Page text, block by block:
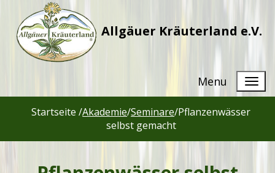
Allgäuer Kräuterland e.V.
Menu
Startseite /Akademie/Seminare/Pflanzenwässer
selbst gemacht